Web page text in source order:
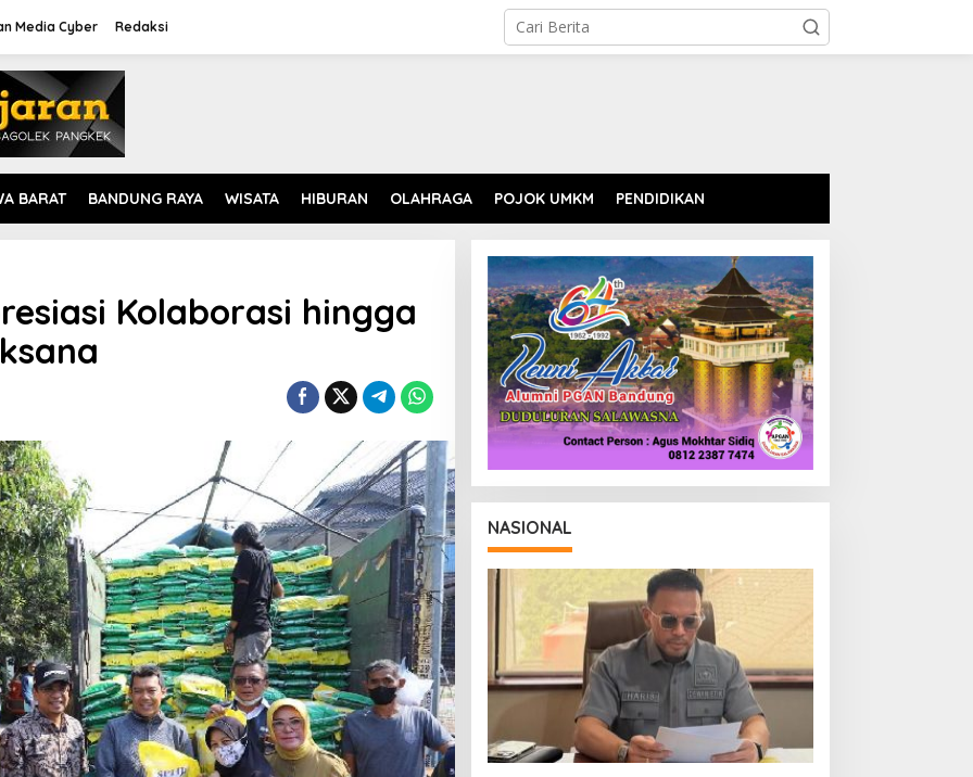
Media Cyber Redaksi
BARAT BANDUNG RAYA WISATA HIBURAN OLAHRAGA POJOK UMKM PENDIDIKAN
Kolaborasi hingga
NASIONAL